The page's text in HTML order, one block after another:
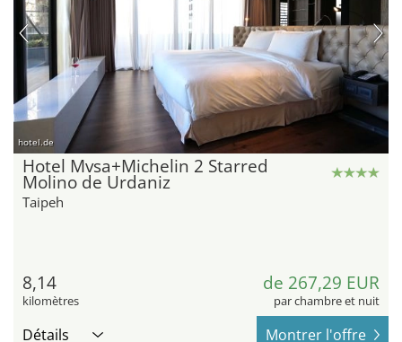
hotel.de
Hotel Mvsa+Michelin 2 Starred
Molino de Urdaniz
Taipeh
8,14
kilomètres
de 267,29 EUR
par chambre et nuit
Détails Montrer l'offre